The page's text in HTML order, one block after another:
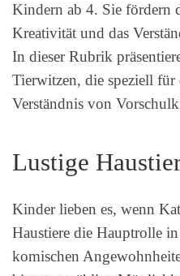
Kindern ab 4. Sie fördern
Kreativität und das
In dieser Rubrik
Tierwitzen, die speziell für
Verständnis von
Lustige
Kinder lieben es, wenn
Haustiere die Hauptrolle
komischen